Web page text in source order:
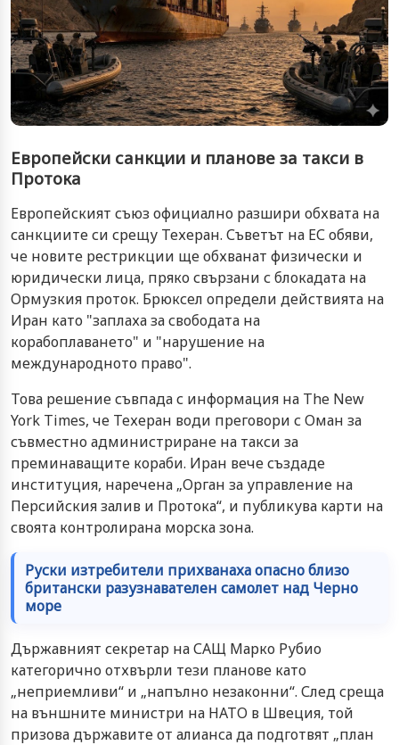
Европейски санкции и планове за такси в
Протока
Европейският съюз официално разшири обхвата на
санкциите си срещу Техеран. Съветът на ЕС обяви,
че новите рестрикции ще обхванат физически и
юридически лица, пряко свързани с блокадата на
Ормузкия проток. Брюксел определи действията на
Иран като "заплаха за свободата на
корабоплаването" и "нарушение на
международното право".
Това решение съвпада с информация на The New
York Times, че Техеран води преговори с Оман за
съвместно администриране на такси за
преминаващите кораби. Иран вече създаде
институция, наречена „Орган за управление на
Персийския залив и Протока“, и публикува карти на
своята контролирана морска зона.
Руски изтребители прихванаха опасно близо
британски разузнавателен самолет над Черно
море
Държавният секретар на САЩ Марко Рубио
категорично отхвърли тези планове като
„неприемливи“ и „напълно незаконни“. След среща
на външните министри на НАТО в Швеция, той
призова държавите от алианса да подготвят „план